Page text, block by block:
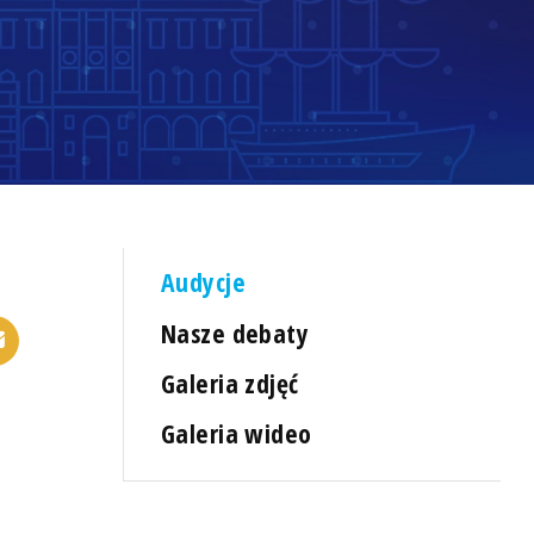
Audycje
Nasze debaty
Galeria zdjęć
Galeria wideo